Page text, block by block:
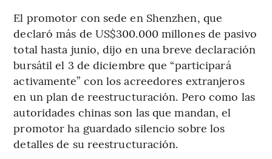
El promotor con sede en Shenzhen, que
declaró más de US$300.000 millones de pasivo
total hasta junio, dijo en una breve declaración
bursátil el 3 de diciembre que “participará
activamente” con los acreedores extranjeros
en un plan de reestructuración. Pero como las
autoridades chinas son las que mandan, el
promotor ha guardado silencio sobre los
detalles de su reestructuración.